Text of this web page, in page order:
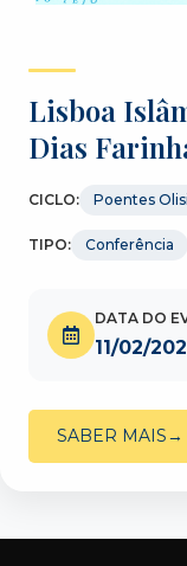
Lisboa
Dias
CICLO: Poentes
TIPO: Conferência
DATA DO
11/02/
SABER MAIS